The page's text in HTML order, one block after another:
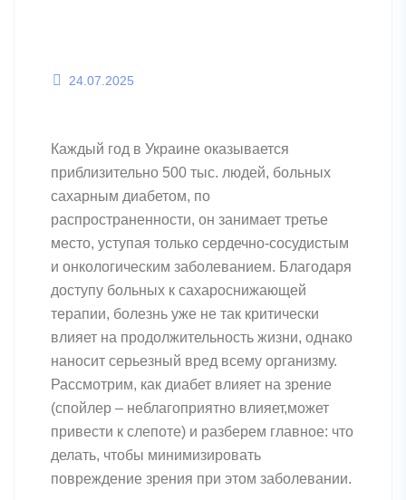
24.07.2025
Каждый год в Украине оказывается
приблизительно 500 тыс. людей, больных
сахарным диабетом, по
распространенности, он занимает третье
место, уступая только сердечно-сосудистым
и онкологическим заболеванием. Благодаря
доступу больных к сахароснижающей
терапии, болезнь уже не так критически
влияет на продолжительность жизни, однако
наносит серьезный вред всему организму.
Рассмотрим, как диабет влияет на зрение
(спойлер – неблагоприятно влияет,может
привести к слепоте) и разберем главное: что
делать, чтобы минимизировать
повреждение зрения при этом заболевании.